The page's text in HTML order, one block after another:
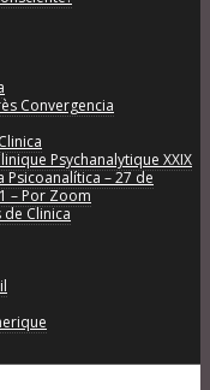
Convergencia
Psychanalytique XXIX
Psicoanalítica – 27 de
– Por Zoom
Clinica